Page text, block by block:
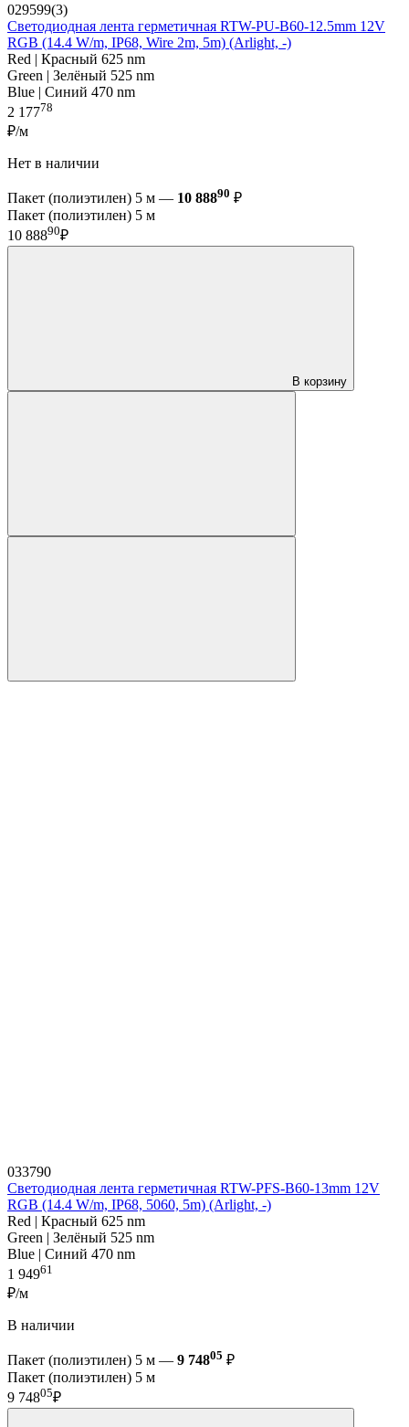
029599(3)
Светодиодная лента герметичная RTW-PU-B60-12.5mm 12V
RGB (14.4 W/m, IP68, Wire 2m, 5m) (Arlight, -)
Red | Красный 625 nm
Green | Зелёный 525 nm
Blue | Синий 470 nm
2 17778
₽/м
Нет в наличии
Пакет (полиэтилен) 5 м — 10 88890 ₽
Пакет (полиэтилен) 5 м
10 88890₽
В корзину
033790
Светодиодная лента герметичная RTW-PFS-B60-13mm 12V
RGB (14.4 W/m, IP68, 5060, 5m) (Arlight, -)
Red | Красный 625 nm
Green | Зелёный 525 nm
Blue | Синий 470 nm
1 94961
₽/м
В наличии
Пакет (полиэтилен) 5 м — 9 74805 ₽
Пакет (полиэтилен) 5 м
9 74805₽